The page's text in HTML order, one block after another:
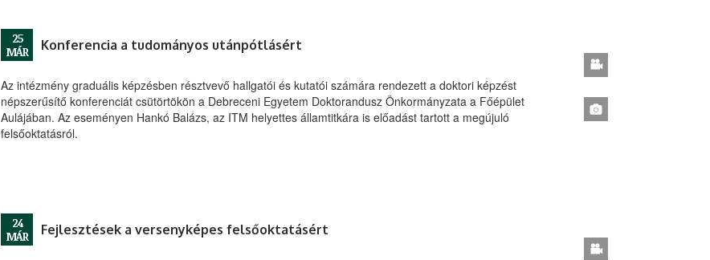
25
MÁR
Konferencia a tudományos utánpótlásért
Az intézmény graduális képzésben résztvevő hallgatói és kutatói számára rendezett a doktori képzést
népszerűsítő konferenciát csütörtökön a Debreceni Egyetem Doktorandusz Önkormányzata a Főépület
Aulájában. Az eseményen Hankó Balázs, az ITM helyettes államtitkára is előadást tartott a megújuló
felsőoktatásról.
24
MÁR
Fejlesztések a versenyképes felsőoktatásért